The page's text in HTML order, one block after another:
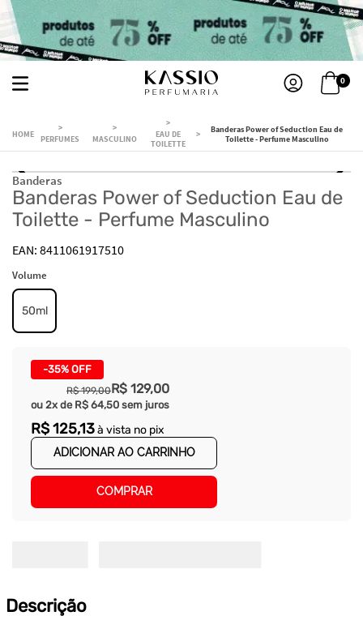
0
PERFUMES MASCULINO
EAU DE
TOILETTE
Banderas Power of Seduction Eau de
Toilette - Perfume Masculino
Banderas
Banderas Power of Seduction Eau de
Toilette - Perfume Masculino
8411061917510
Volume
50ml
-35% OFF
R$ 129,00
R$ 199,00
ou 2x de R$ 64,50 sem juros
R$125,13à vista no pix
ADICIONAR AO CARRINHO
COMPRAR
Descrição